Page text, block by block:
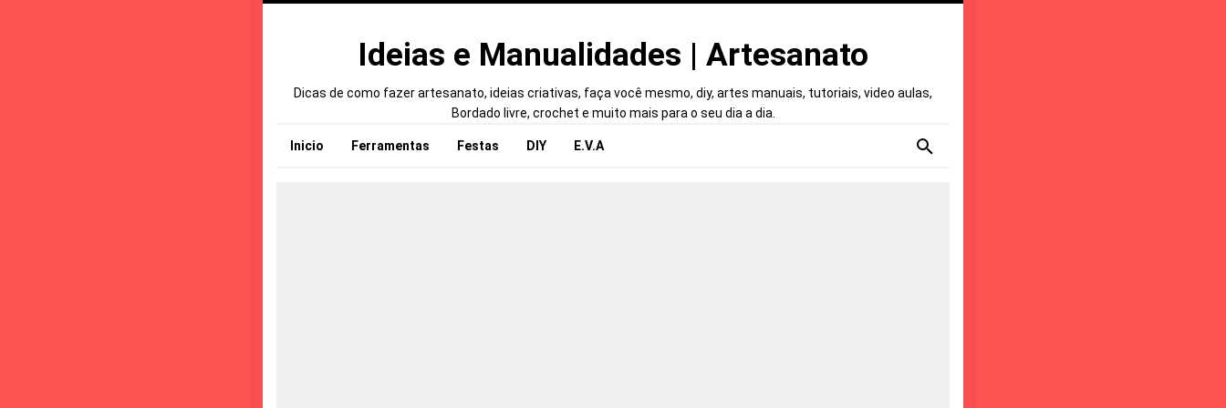
Ideias e Manualidades | Artesanato
Dicas de como fazer artesanato, ideias criativas, faça você mesmo, diy, artes manuais, tutoriais, video aulas,
Bordado livre, crochet e muito mais para o seu dia a dia.
Inicio Ferramentas Festas DIY E.V.A